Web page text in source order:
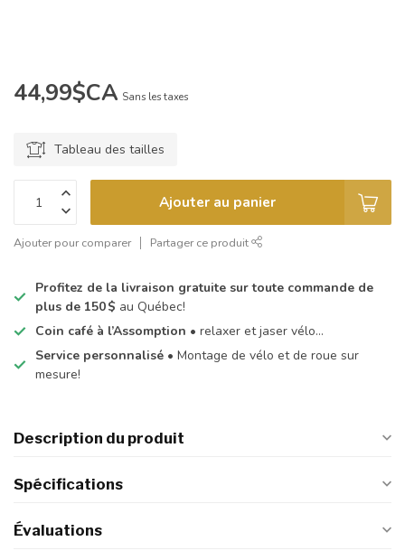
44,99$CA Sans les taxes
Tableau des tailles
Ajouter au panier
Ajouter pour comparer Partager ce produit
Profitez de la livraison gratuite sur toute commande de
plus de 150 $ au Québec!
Coin café à l’Assomption • relaxer et jaser vélo…
Service personnalisé • Montage de vélo et de roue sur
mesure!
Description du produit
Spécifications
Évaluations